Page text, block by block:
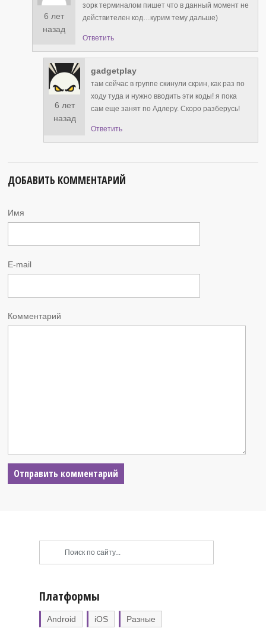
6 лет
назад
зорк терминалом пишет что в данный момент не
действителен код…курим тему дальше)
Ответить
6 лет
назад
gadgetplay
там сейчас в группе скинули скрин, как раз по
ходу туда и нужно вводить эти коды! я пока
сам еще занят по Адлеру. Скоро разберусь!
Ответить
ДОБАВИТЬ КОММЕНТАРИЙ
Имя
E-mail
Комментарий
Платформы
Android iOS Разные